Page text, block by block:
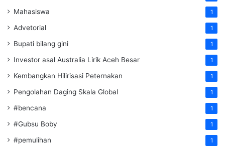
Mahasiswa 1
Advetorial 1
Bupati bilang gini 1
Investor asal Australia Lirik Aceh Besar 1
Kembangkan Hilirisasi Peternakan 1
Pengolahan Daging Skala Global 1
#bencana 1
#Gubsu Boby 1
#pemulihan 1